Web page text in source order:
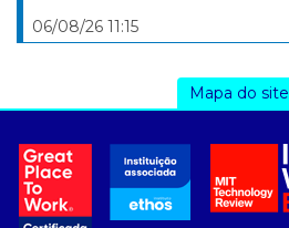
06/08/26 11:15
Mapa do site
- sobre nós
- governança
- nossos associados